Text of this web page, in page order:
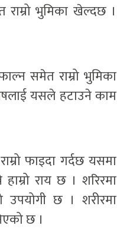
भुमिका खेल्दछ ।
समेत राम्रो भुमिका
यसले हटाउने काम
फाइदा गर्दछ यसमा
राय छ । शरिरमा
छ । शरीरमा
छ ।